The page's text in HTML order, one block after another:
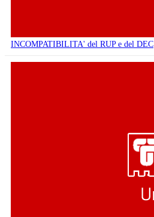
INCOMPATIBILITA' del RUP e del DEC